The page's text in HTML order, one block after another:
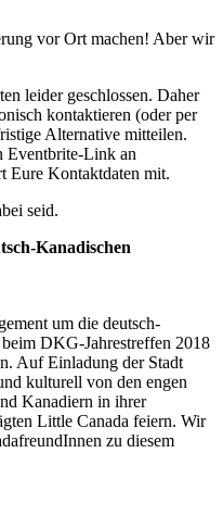
vor Ort machen! Aber wir
leider geschlossen. Daher
kontaktieren (oder per
Alternative mitteilen.
Eventbrite-Link an
Eure Kontaktdaten mit.
seid.
Kanadischen
um die deutsch-
DKG-Jahrestreffen 2018
Auf Einladung der Stadt
kulturell von den engen
Kanadiern in ihrer
Little Canada feiern. Wir
zu diesem